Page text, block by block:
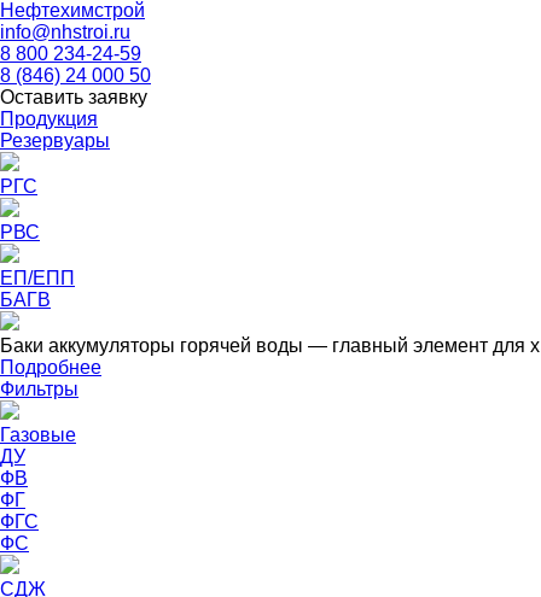
Нефтехимстрой
info@nhstroi.ru
8 800 234-24-59
8 (846) 24 000 50
Оставить заявку
Продукция
Резервуары
РГС
РВС
ЕП/ЕПП
БАГВ
Баки аккумуляторы горячей воды — главный элемент для
Подробнее
Фильтры
Газовые
ДУ
ФВ
ФГ
ФГС
ФС
СДЖ